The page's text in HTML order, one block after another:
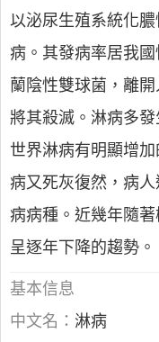
以泌尿生殖系統化
病。其發病率居我
蘭陰性雙球菌，離
將其殺滅。淋病多
世界淋病有明顯增
病又死灰復然，病
病病種。近幾年隨
呈逐年下降的趨勢。
基本信息
中文名： 淋病